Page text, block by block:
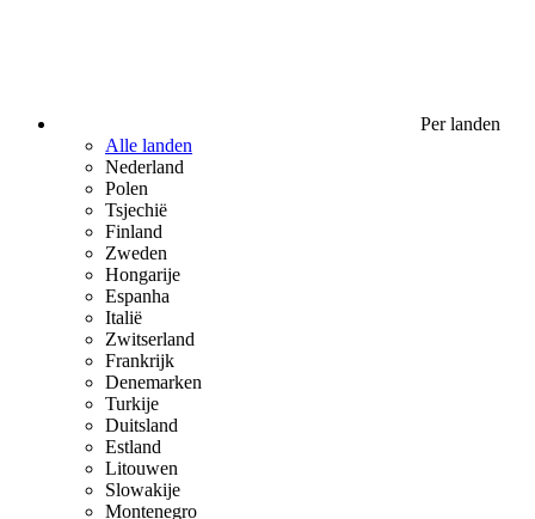
Per landen
Alle landen
Nederland
Polen
Tsjechië
Finland
Zweden
Hongarije
Espanha
Italië
Zwitserland
Frankrijk
Denemarken
Turkije
Duitsland
Estland
Litouwen
Slowakije
Montenegro